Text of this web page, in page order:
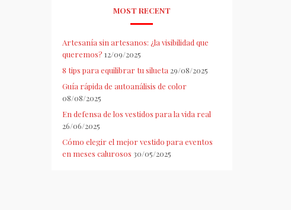
MOST RECENT
Artesanía sin artesanos: ¿la visibilidad que
queremos? 12/09/2025
8 tips para equilibrar tu silueta 29/08/2025
Guía rápida de autoanálisis de color
08/08/2025
En defensa de los vestidos para la vida real
26/06/2025
Cómo elegir el mejor vestido para eventos
en meses calurosos 30/05/2025